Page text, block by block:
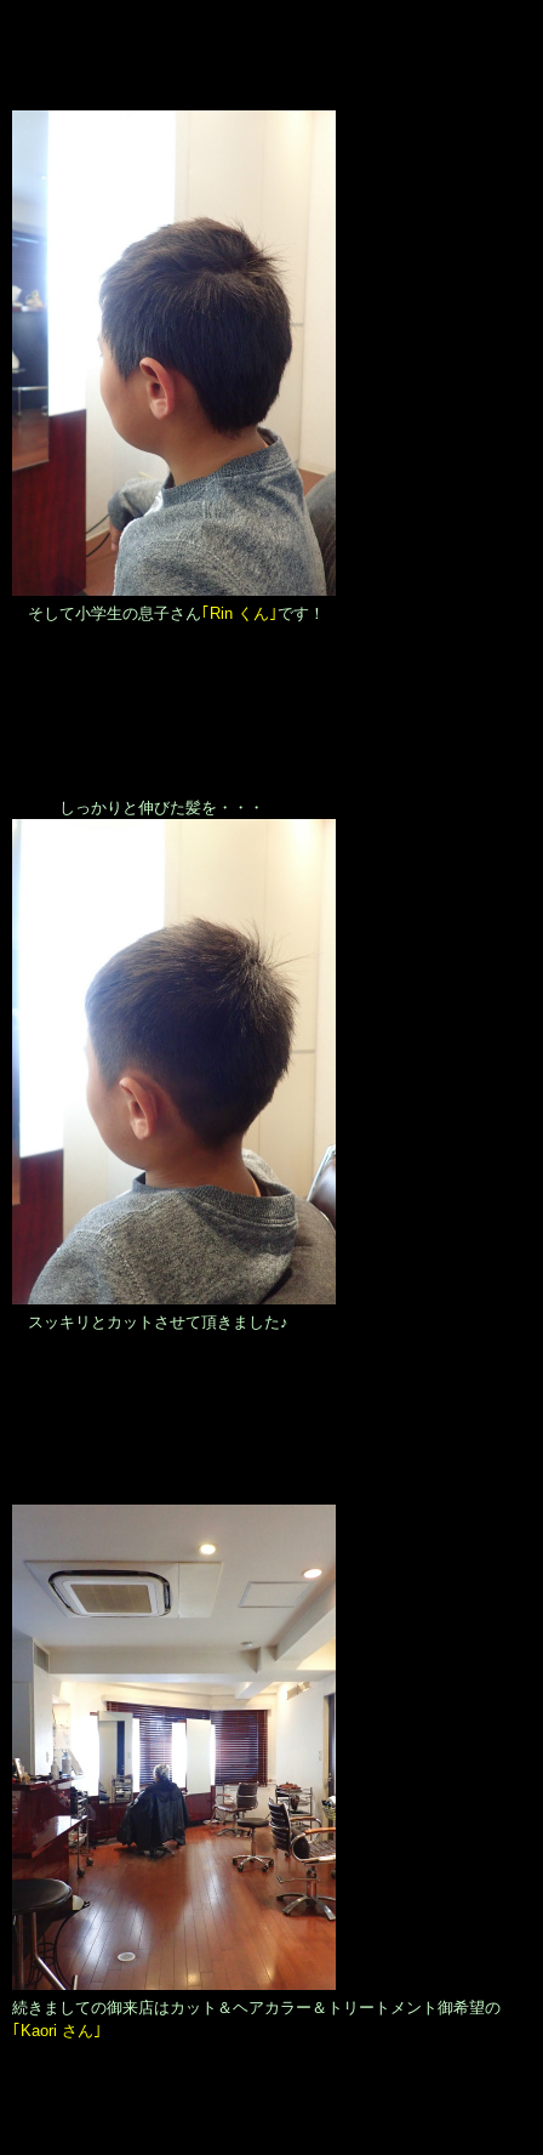
そして小学生の息子さん ｢Rin くん｣です！
しっかりと伸びた髪を・・・
スッキリとカットさせて頂きました♪
続きましての御来店はカット＆ヘアカラー＆トリートメント御希望の
｢Kaori さん｣